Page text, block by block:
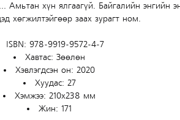
Амьтан хүн ялгаагүй. Байгалийн энгийн
хөгжилтэйгөөр заах зурагт ном.
ISBN: 978-9919-9572-4-7
Хавтас: Зөөлөн
Хэвлэгдсэн он: 2020
Хуудас: 27
Хэмжээ: 210х238 мм
Жин: 171